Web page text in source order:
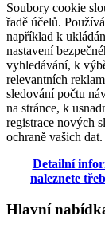
Soubory cookie
řadě účelů.
například k
nastavení
vyhledávání, k
relevantních
sledování počtu
na stránce, k
registrace nových
ochraně vašich dat.
Detailní
naleznete
Hlavní